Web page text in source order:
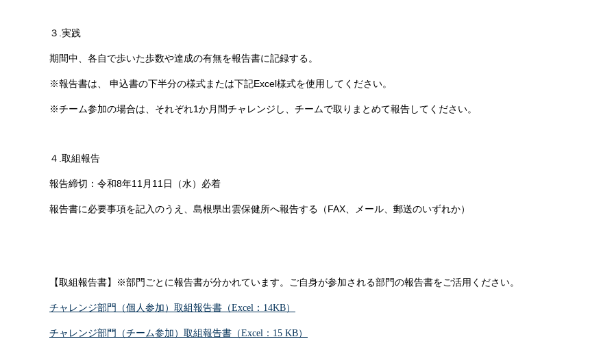
３.実践
期間中、各自で歩いた歩数や達成の有無を報告書に記録する。
※報告書は、 申込書の下半分の様式または下記Excel様式を使用してください。
※チーム参加の場合は、それぞれ1か月間チャレンジし、チームで取りまとめて報告してください。
４.取組報告
報告締切：令和8年11月11日（水）必着
報告書に必要事項を記入のうえ、島根県出雲保健所へ報告する（FAX、メール、郵送のいずれか）
【取組報告書】※部門ごとに報告書が分かれています。ご自身が参加される部門の報告書をご活用ください。
チャレンジ部門（個人参加）取組報告書（Excel：14KB）
チャレンジ部門（チーム参加）取組報告書（Excel：15 KB）